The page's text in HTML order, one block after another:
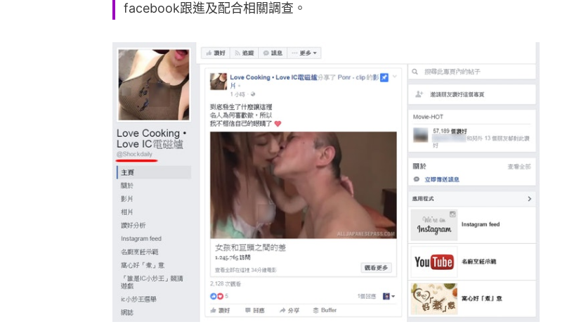
facebook跟進及配合相關調查。